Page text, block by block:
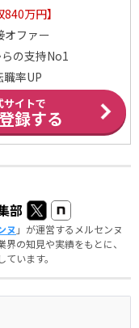
万円】
オファー
の支持No1
職率UP
サイトで
録する
部
ヌ 」が運営するメルセンヌ
の知見や実績をもとに、
います。